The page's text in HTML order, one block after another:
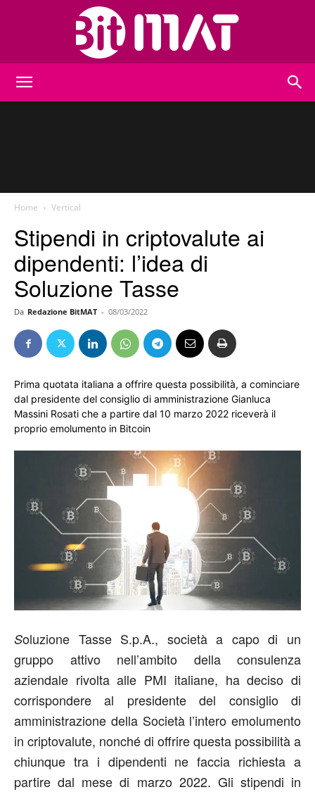
Home Vertical
Stipendi in criptovalute ai
dipendenti: l’idea di
Soluzione Tasse
Da Redazione BitMAT - 08/03/2022
Prima quotata italiana a offrire questa possibilità, a cominciare
dal presidente del consiglio di amministrazione Gianluca
Massini Rosati che a partire dal 10 marzo 2022 riceverà il
proprio emolumento in Bitcoin
Soluzione Tasse S.p.A., società a capo di un
gruppo attivo nell’ambito della consulenza
aziendale rivolta alle PMI italiane, ha deciso di
corrispondere al presidente del consiglio di
amministrazione della Società l’intero emolumento
in criptovalute, nonché di offrire questa possibilità a
chiunque tra i dipendenti ne faccia richiesta a
partire dal mese di marzo 2022. Gli stipendi in